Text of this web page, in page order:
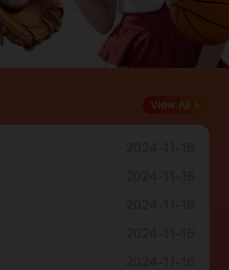
View All >